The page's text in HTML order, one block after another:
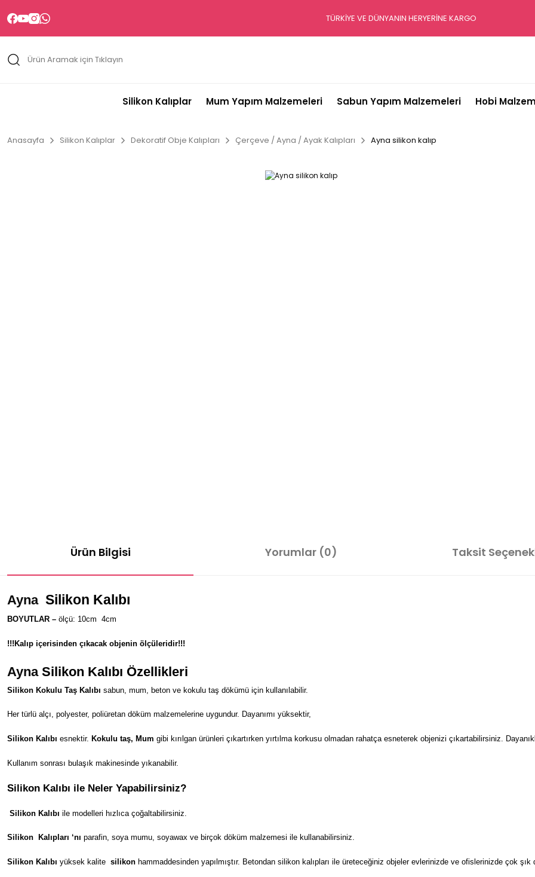
TÜRKİYE VE DÜNYANIN HERYERİNE KARGO
Silikon Kalıplar Mum Yapım Malzemeleri Sabun Yapım Malzemeleri Hobi
Anasayfa Silikon Kalıplar Dekoratif Obje Kalıpları Çerçeve / Ayna / Ayak Kalıpları Ayna silikon kalıp
Ürün Bilgisi Yorumlar (0) Taksit
Ayna Silikon Kalıbı
BOYUTLAR – ölçü: 10cm 4cm
!!!Kalıp içerisinden çıkacak objenin ölçüleridir!!!
Ayna Silikon Kalıbı Özellikleri
Silikon Kokulu Taş Kalıbı sabun, mum, beton ve kokulu taş dökümü için kullanılabilir.
Her türlü alçı, polyester, poliüretan döküm malzemelerine uygundur. Dayanımı yüksektir,
Silikon Kalıbı esnektir. Kokulu taş, Mum gibi kırılgan ürünleri çıkartırken yırtılma korkusu olmadan rahatça esneterek objenizi çıkartabilirsiniz.
Kullanım sonrası bulaşık makinesinde yıkanabilir.
Silikon Kalıbı ile Neler Yapabilirsiniz?
Silikon Kalıbı ile modelleri hızlıca çoğaltabilirsiniz.
Silikon Kalıpları ‘nı parafin, soya mumu, soyawax ve birçok döküm malzemesi ile kullanabilirsiniz.
Silikon Kalıbı yüksek kalite silikon hammaddesinden yapılmıştır. Betondan silikon kalıpları ile üreteceğiniz objeler evlerinizde ve ofislerinizde çok